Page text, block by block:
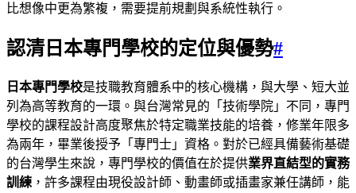
比想像中更為繁複，需要提前規劃與系統性執行。
認清日本專門學校的定位與優勢#
日本專門學校是技職教育體系中的核心機構，與大學、短大並
列為高等教育的一環。與台灣常見的「技術學院」不同，專門
學校的課程設計高度聚焦於特定職業技能的培養，修業年限多
為兩年，畢業後授予「專門士」資格。對於已經具備藝術基礎
的台灣學生來說，專門學校的價值在於提供業界直結型的實務
訓練 ，許多課程由現役設計師、動畫師或插畫家兼任講師，能